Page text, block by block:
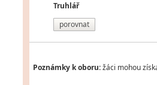
Truhlář
porovnat
Poznámky k oboru:žáci mohou